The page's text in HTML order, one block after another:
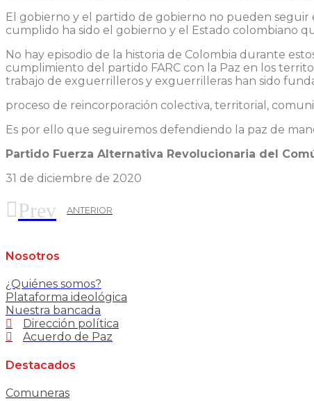
El gobierno y el partido de gobierno no pueden seguir
cumplido ha sido el gobierno y el Estado colombiano
No hay episodio de la historia de Colombia durante
cumplimiento del partido FARC con la Paz en los
trabajo de exguerrilleros y exguerrilleras han sido
proceso de reincorporación colectiva, territorial,
Es por ello que seguiremos defendiendo la paz de
Partido Fuerza Alternativa Revolucionaria del
31 de diciembre de 2020
Prev ANTERIOR
Nosotros
¿Quiénes somos?
Plataforma ideológica
Nuestra bancada
Dirección política
Acuerdo de Paz
Destacados
Comuneras